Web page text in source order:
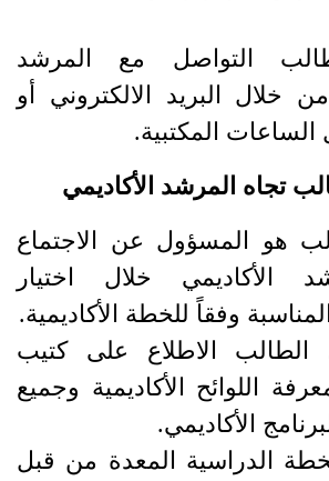
التواصل مع المرشد
خلال البريد الالكتروني أو
الساعات المكتبية.
تجاه المرشد الأكاديمي
هو المسؤول عن الاجتماع
الأكاديمي خلال اختيار
وفقاً للخطة الأكاديمية.
الاطلاع على كتيب
اللوائح الأكاديمية وجميع
الأكاديمي.
الدراسية المعدة من قبل